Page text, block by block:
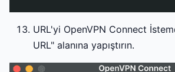
URL'yi OpenVPN Connect
URL" alanına yapıştırın.